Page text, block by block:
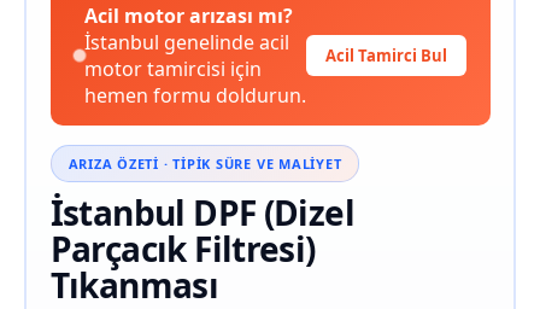
Acil motor arızası mı?
İstanbul genelinde acil
motor tamircisi için
hemen formu doldurun.
Acil Tamirci Bul
ARIZA ÖZETI · TIPIK SÜRE VE MALIYET
İstanbul DPF (Dizel
Parçacık Filtresi)
Tıkanması